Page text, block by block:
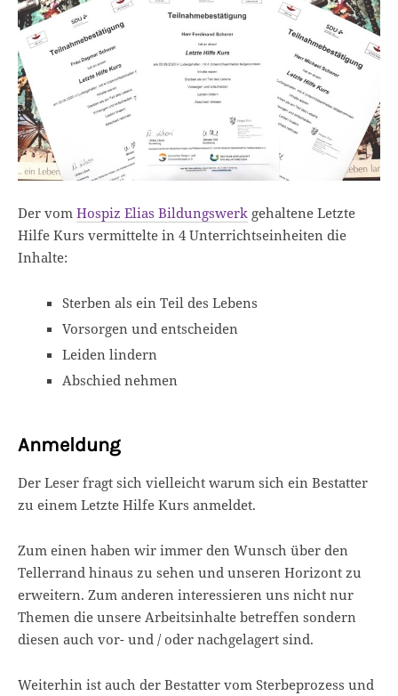
Der vom Hospiz Elias Bildungswerk gehaltene Letzte
Hilfe Kurs vermittelte in 4 Unterrichtseinheiten die
Inhalte:
Sterben als ein Teil des Lebens
Vorsorgen und entscheiden
Leiden lindern
Abschied nehmen
Anmeldung
Der Leser fragt sich vielleicht warum sich ein Bestatter
zu einem Letzte Hilfe Kurs anmeldet.
Zum einen haben wir immer den Wunsch über den
Tellerrand hinaus zu sehen und unseren Horizont zu
erweitern. Zum anderen interessieren uns nicht nur
Themen die unsere Arbeitsinhalte betreffen sondern
diesen auch vor- und / oder nachgelagert sind.
Weiterhin ist auch der Bestatter vom Sterbeprozess und